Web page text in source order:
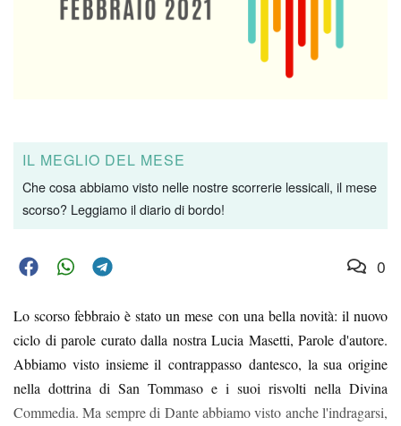
Lo scorso febbraio è stato un mese con una bella novità: il nuovo
ciclo di parole curato dalla nostra Lucia Masetti, Parole d'autore.
Abbiamo visto insieme il contrappasso dantesco, la sua origine
nella dottrina di San Tommaso e i suoi risvolti nella Divina
Commedia. Ma sempre di Dante abbiamo visto anche l'indragarsi,
IL MEGLIO DEL MESE
Che cosa abbiamo visto nelle nostre scorrerie lessicali, il mese
scorso? Leggiamo il diario di bordo!
0